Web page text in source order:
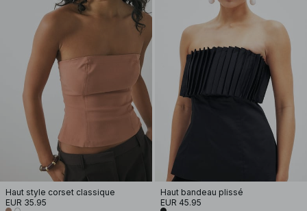
Haut style corset classique
EUR 35.95
Haut bandeau plissé
EUR 45.95